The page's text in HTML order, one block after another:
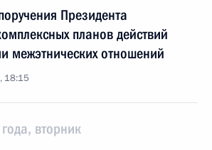
Президента
планов действий
межэтнических отношений
18:15
вторник